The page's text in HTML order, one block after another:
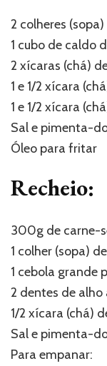
2 colheres
1 cubo de caldo
2 xícaras (chá)
1 e 1/2 xícara
1 e 1/2 xícara
Sal e pimenta-
Óleo para fritar
Recheio:
300g de carne-
1 colher (sopa)
1 cebola grande
2 dentes de alho
1/2 xícara (chá)
Sal e pimenta-
Para empanar: